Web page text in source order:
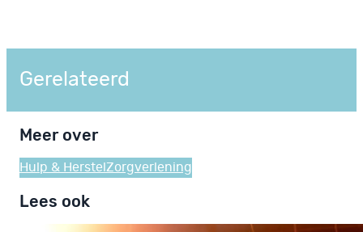
Gerelateerd
Meer over
Hulp & Herstel Zorgverlening
Lees ook